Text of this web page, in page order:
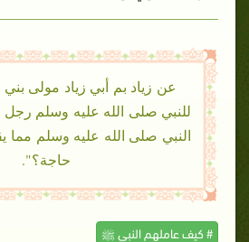
عن زياد بم أبي زياد مولى
للنبي صلى الله عليه وسلم رجل
النبي صلى الله عليه وسلم مما
حاجة؟".
# كيف عاملهم النبي ﷺ